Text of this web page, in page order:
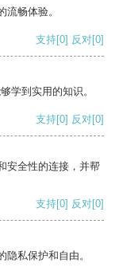
畅体验。
支持[0] 反对[0]
学到实用的知识。
支持[0] 反对[0]
安全性的连接，并帮
支持[0] 反对[0]
私保护和自由。